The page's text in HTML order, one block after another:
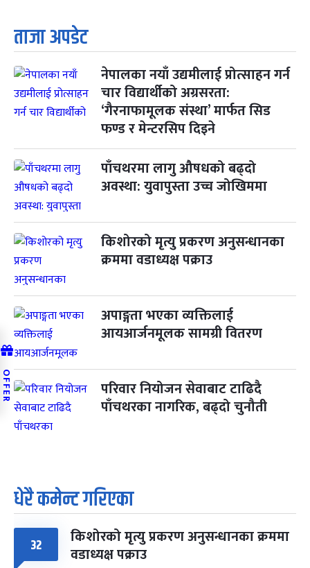
ताजा अपडेट
नेपालका नयाँ उद्यमीलाई प्रोत्साहन गर्न
चार विद्यार्थीको अग्रसरता:
‘गैरनाफामूलक संस्था’ मार्फत सिड
फण्ड र मेन्टरसिप दिइने
पाँचथरमा लागु औषधको बढ्दो
अवस्था: युवापुस्ता उच्च जोखिममा
किशोरको मृत्यु प्रकरण अनुसन्धानका
क्रममा वडाध्यक्ष पक्राउ
अपाङ्गता भएका व्यक्तिलाई
आयआर्जनमूलक सामग्री वितरण
परिवार नियोजन सेवाबाट टाढिदै
पाँचथरका नागरिक, बढ्दो चुनौती
धेरै कमेन्ट गरिएका
32 किशोरको मृत्यु प्रकरण अनुसन्धानका क्रममा
वडाध्यक्ष पक्राउ